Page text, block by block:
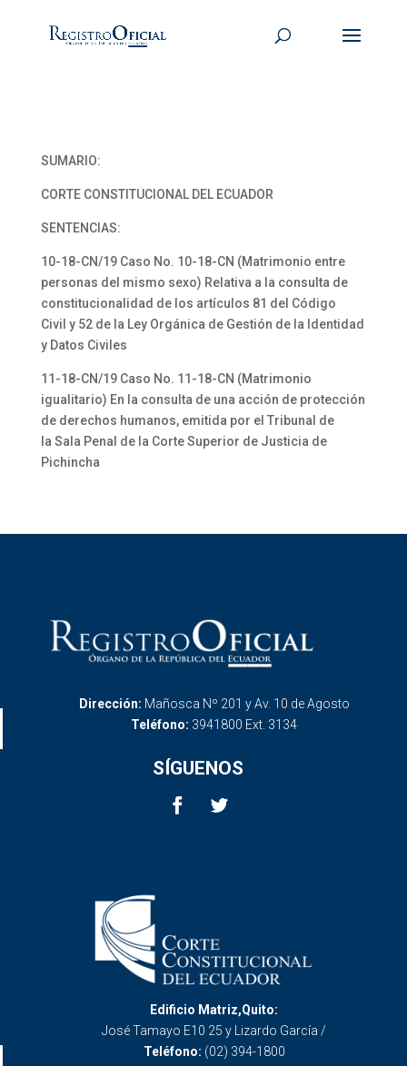
SUMARIO:
CORTE CONSTITUCIONAL DEL ECUADOR
SENTENCIAS:
10-18-CN/19 Caso No. 10-18-CN (Matrimonio entre
personas del mismo sexo) Relativa a la consulta de
constitucionalidad de los artículos 81 del Código
Civil y 52 de la Ley Orgánica de Gestión de la Identidad
y Datos Civiles
11-18-CN/19 Caso No. 11-18-CN (Matrimonio
igualitario) En la consulta de una acción de protección
de derechos humanos, emitida por el Tribunal de
la Sala Penal de la Corte Superior de Justicia de
Pichincha
Dirección: Mañosca Nº 201 y Av. 10 de Agosto
Teléfono: 3941800 Ext. 3134
SÍGUENOS
Edificio Matriz,Quito:
José Tamayo E10 25 y Lizardo García /
Teléfono: (02) 394-1800